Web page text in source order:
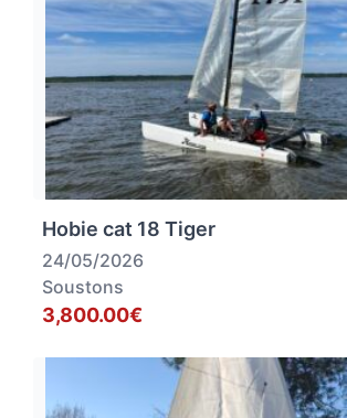
Hobie cat 18 Tiger
24/05/2026
Soustons
3,800.00€